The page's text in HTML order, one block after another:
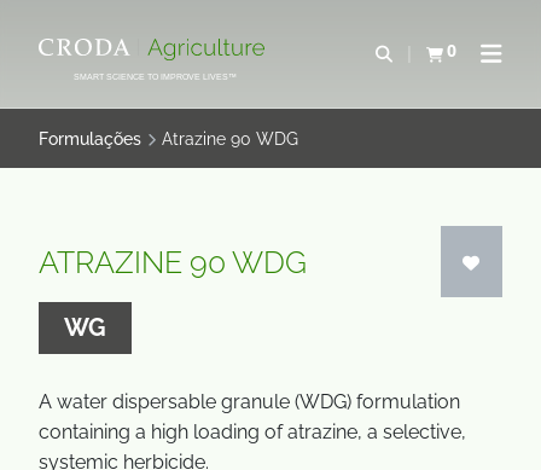
PARA
CONTEÚDO
PARA
MENU
SMART SCIENCE TO IMPROVE LIVES™
Abrir pesquisa
0
Exibir cestaAbrir
Formulações Atrazine 90 WDG
ATRAZINE 90 WDG
WG
A water dispersable granule (WDG) formulation
containing a high loading of atrazine, a selective,
systemic herbicide.